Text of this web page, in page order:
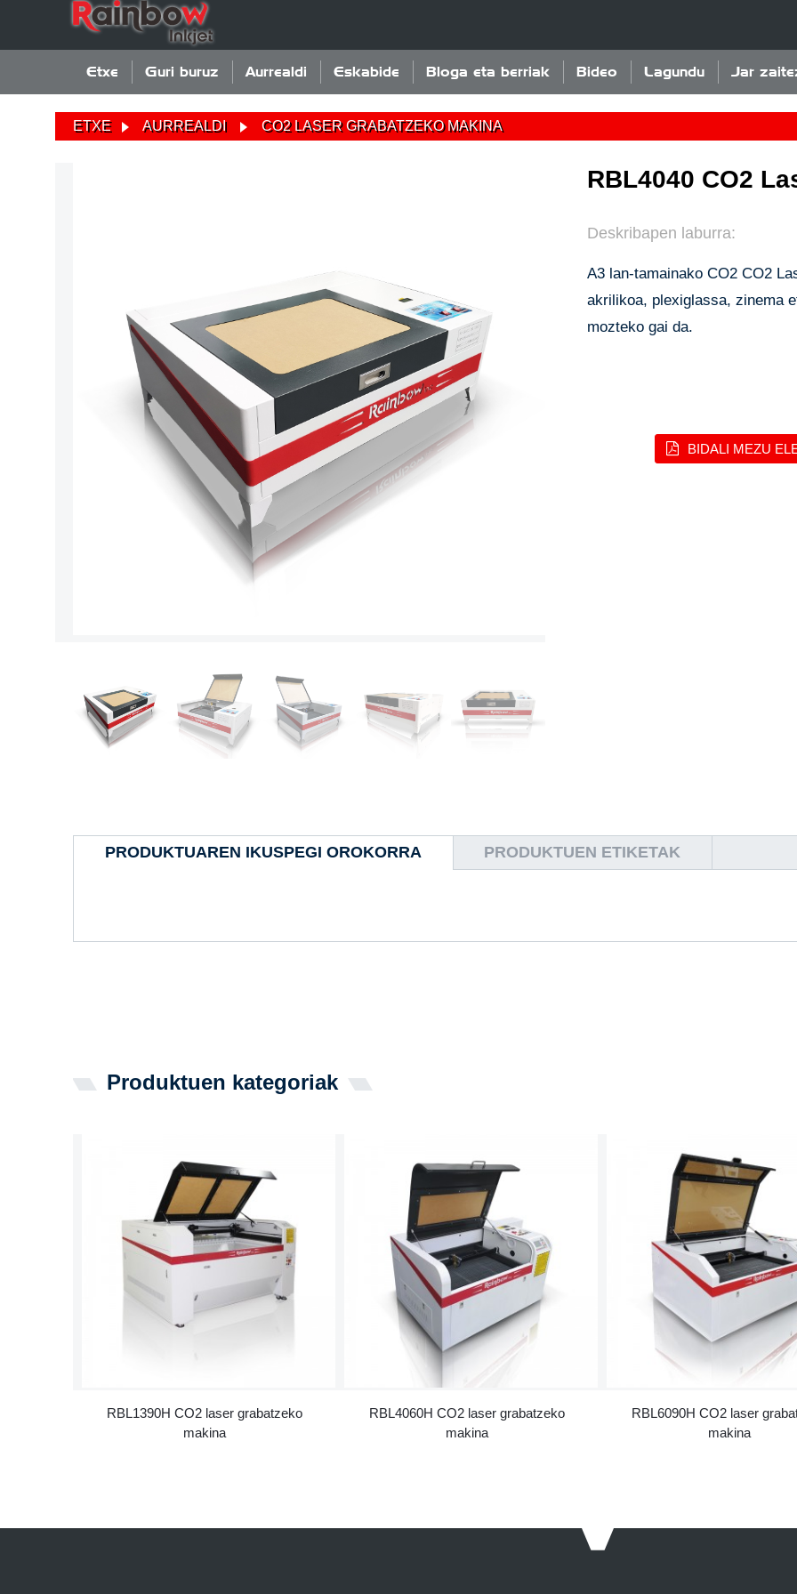
Etxe Guri buruz Aurrealdi Eskabide Bloga eta berriak Bideo Lagundu Jar
ETXE AURREALDI CO2 LASER GRABATZEKO MAKINA
RBL4040 CO2
Deskribapen laburra:
A3 lan-tamainako CO2 CO2
akrilikoa, plexiglassa, zinema
mozteko gai da.
BIDALI MEZU
PRODUKTUAREN IKUSPEGI OROKORRA PRODUKTUEN ETIKETAK
Produktuen kategoriak
RBL1390H CO2 laser grabatzeko
makina
RBL4060H CO2 laser grabatzeko
makina
RBL6090H CO2 laser
makina